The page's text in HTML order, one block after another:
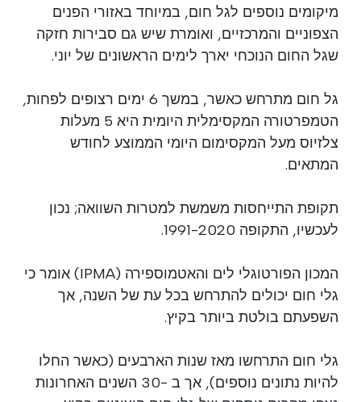
מיקומים נוספים לגל חום, במיוחד באזורי הפנים
הצפוניים והמרכזיים, ואומרת שיש גם סבירות חזקה
שגל החום הנוכחי יארך לימים הראשונים של יוני.
גל חום מתרחש כאשר, במשך 6 ימים רצופים לפחות,
הטמפרטורה המקסימלית היומית היא 5 מעלות
צלזיוס מעל המקסימום היומי הממוצע לחודש
המתאים.
תקופת התייחסות משמשת למטרות השוואה; נכון
לעכשיו, התקופה 1991-2020.
המכון הפורטוגלי לים והאטמוספירה (IPMA) אומר כי
גלי חום יכולים להתרחש בכל עת של השנה, אך
השפעתם בולטת ביותר בקיץ.
גלי חום התרחשו מאז שנות הארבעים (כאשר החלו
להיות נתונים נוספים), אך ב -30 השנים האחרונות